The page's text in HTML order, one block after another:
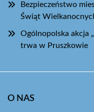
Bezpieczeństwo
Świąt
Ogólnopolska akcja
trwa w Pruszkowie
O NAS